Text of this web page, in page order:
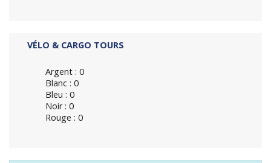
VÉLO & CARGO TOURS
Argent : 0
Blanc : 0
Bleu : 0
Noir : 0
Rouge : 0